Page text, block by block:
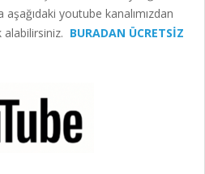
aşağıdaki youtube kanalımızdan
BURADAN ÜCRETSİZ